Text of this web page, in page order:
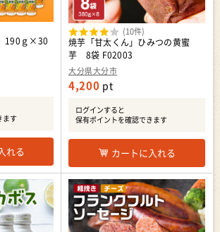
190ｇ×30
ます
れる
大分県大分市
焼芋「甘太くん」ひみつの黄蜜
芋 8袋 F02003
(10件)
4,200 pt
ログインすると
保有ポイントを確認できます
カートに入れる